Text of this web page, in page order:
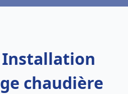
Installation
chaudière